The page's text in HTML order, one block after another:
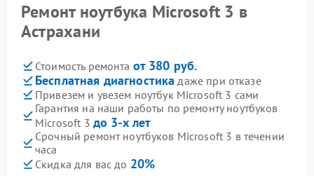
Ремонт ноутбука Microsoft 3 в
Астрахани
Стоимость ремонта от 380 руб.
Бесплатная диагностика даже при отказе
Привезем и увезем ноутбук Microsoft 3 сами
Гарантия на наши работы по ремонту ноутбуков
Microsoft 3 до 3-х лет
Срочный ремонт ноутбуков Microsoft 3 в течении
часа
Скидка для вас до 20%